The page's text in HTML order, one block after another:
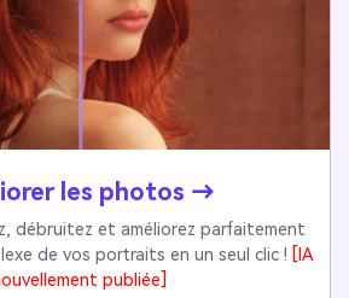
les photos →
débruitez et améliorez parfaitement
de vos portraits en un seul clic !
[IA
publiée]